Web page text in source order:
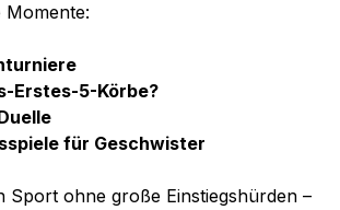
Momente:
Erstes-5-Körbe?
für Geschwister
Sport ohne große Einstiegshürden –